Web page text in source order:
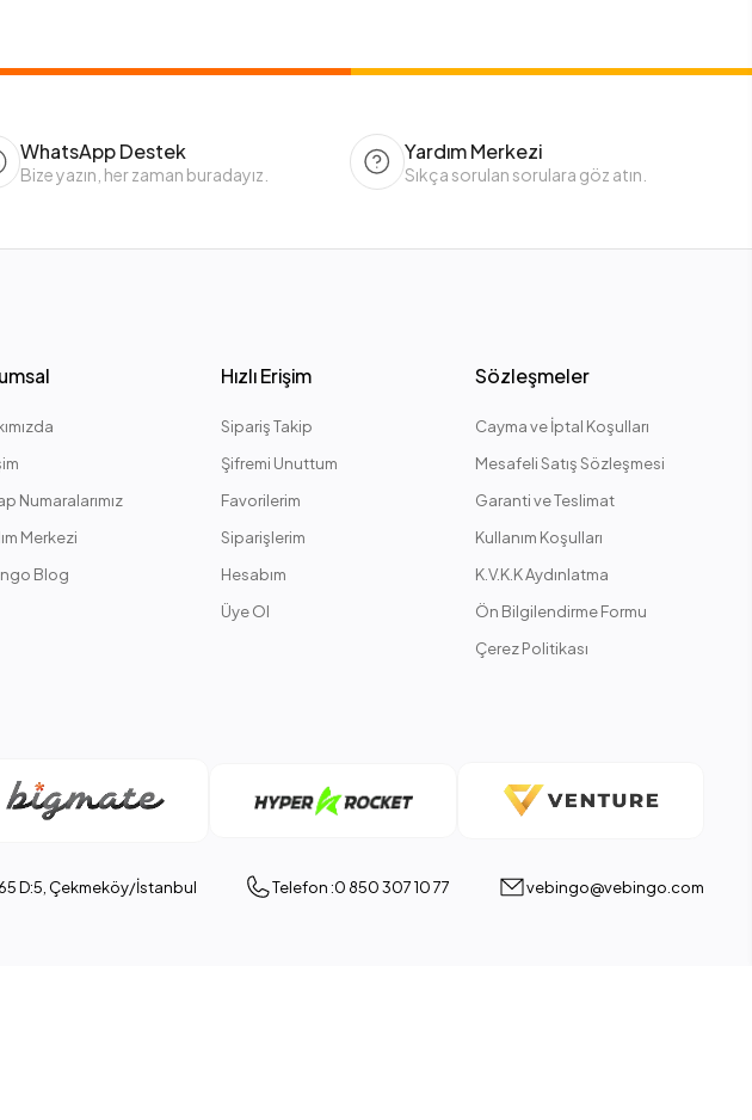
WhatsApp Destek
Bize yazın, her zaman buradayız.
Yardım Merkezi
Sıkça sorulan sorulara göz atın.
Numaralarımız
Merkezi
Blog
Hızlı Erişim
Sipariş Takip
Şifremi Unuttum
Favorilerim
Siparişlerim
Hesabım
Üye Ol
Sözleşmeler
Cayma ve İptal Koşulları
Mesafeli Satış Sözleşmesi
Garanti ve Teslimat
Kullanım Koşulları
K.V.K.K Aydınlatma
Ön Bilgilendirme Formu
Çerez Politikası
D:5, Çekmeköy/İstanbul Telefon :0 850 307 10 77 vebingo@vebingo.com